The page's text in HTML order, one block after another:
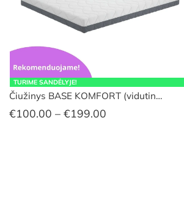
TURIME SANDĖLYJE!
Čiužinys BASE KOMFORT (vidutin…
€100.00 – €199.00